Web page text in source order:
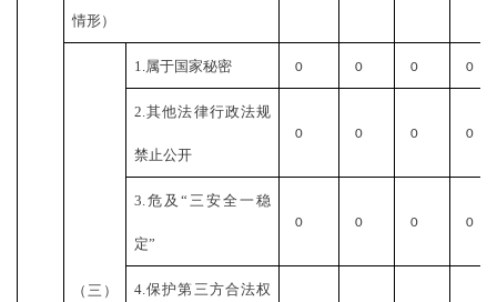
情形）
（三）
1.属于国家秘密 0 0 0 0
2.其他法律行政法规
禁止公开
0 0 0 0
3.危及“三安全一稳
定”
0 0 0 0
4.保护第三方合法权